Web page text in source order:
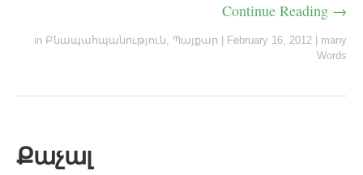
Continue Reading →
in Բնապահպանություն, Պայքար February 16, 2012
many
Words
Քաչալ